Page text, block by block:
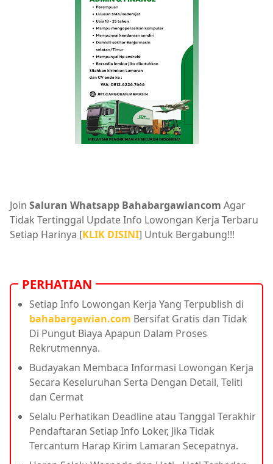
Join Saluran Whatsapp Bahabargawiancom Agar
Tidak Tertinggal Update Info Lowongan Kerja Terbaru
Setiap Harinya [KLIK DISINI] Untuk Bergabung!!!
PERHATIAN
Setiap Info Lowongan Kerja Yang Terpublish di
bahabargawian.com Bersifat Gratis dan Tidak
Di Pungut Biaya Apapun Dalam Proses
Rekrutmennya.
Budayakan Membaca Informasi Lowongan Kerja
Secara Keseluruhan Serta Dengan Detail, Teliti
dan Cermat
Selalu Perhatikan Deadline atau Tanggal Terakhir
Pendaftaran Setiap Info Loker, Jika Tidak
Tercantum Harap Kirim Lamaran Secepatnya.